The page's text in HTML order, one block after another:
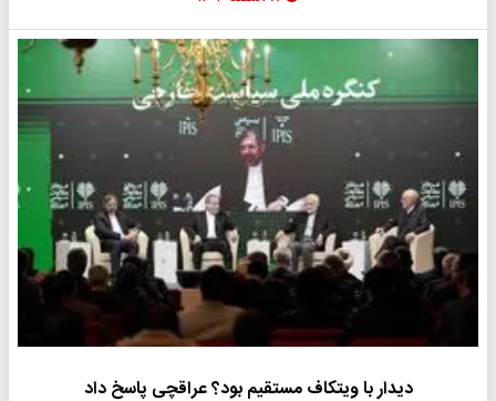
دیدار با ویتکاف مستقیم بود؟ عراقچی پاسخ داد